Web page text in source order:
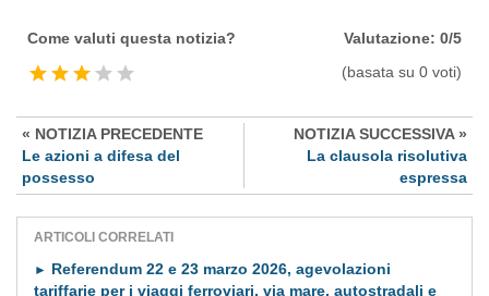
Come valuti questa notizia?
Valutazione: 0/5
(basata su 0 voti)
« NOTIZIA PRECEDENTE
Le azioni a difesa del
possesso
NOTIZIA SUCCESSIVA »
La clausola risolutiva
espressa
ARTICOLI CORRELATI
► Referendum 22 e 23 marzo 2026, agevolazioni
tariffarie per i viaggi ferroviari, via mare, autostradali e